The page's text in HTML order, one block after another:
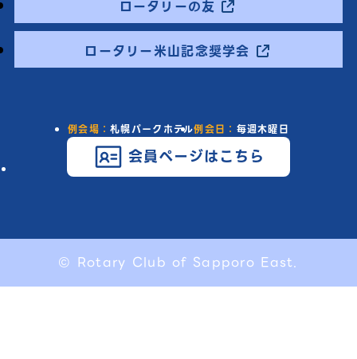
ロータリーの友
ロータリー米山記念奨学会
例会場：札幌パークホテル例会日： 毎週木曜日
会員ページはこちら
© Rotary Club of Sapporo East.